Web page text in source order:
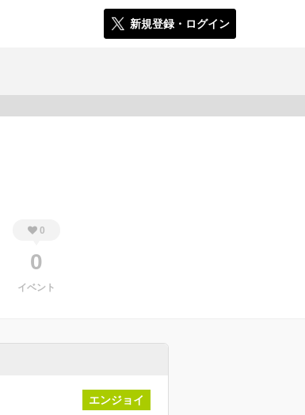
新規登録・ログイン
0
0
イベント
エンジョイ